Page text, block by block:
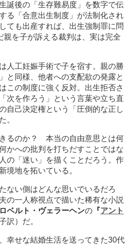
誕後の「生存難易度」を数字で伝
る「合意出生制度」が法制化され
ても出産すれば、出生強制罪に問
親を子が訴える裁判は、実は完全
人工妊娠手術で子を宿す。親の勝
と同様、他者への支配欲の発露と
この制度に強く反対。出生拒否さ
次を作ろう」という言葉や立ち直
自己決定権という「圧倒的な正し
。
るのか？ 本当の自由意思とは何
かへの批判を打ちだすことではな
の「迷い」を描くことだろう。作
境地を拓いている。
ない側はどんな思いでいるだろ
の一人称視点で描いた稀有な小説
ロベルト・ヴェラーヘンの 『アント
訳）だ。
幸せな結婚生活を送ってきた30代